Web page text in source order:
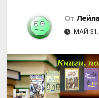
От
МАЙ 31,